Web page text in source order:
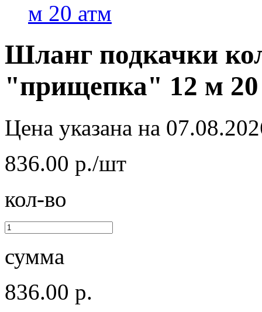
м 20 атм
Шланг подкачки
"прищепка" 12 м
Цена указана на
836.00 р./шт
кол-во
сумма
836.00 р.